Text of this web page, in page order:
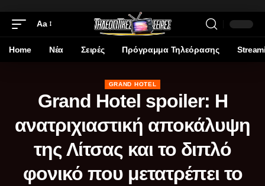
Aa
Home Νέα Σειρές Πρόγραμμα Τηλεόρασης
GRAND HOTEL
Grand Hotel spoiler: Η
ανατριχιαστική αποκάλυψη
της Λίτσας και το διπλό
φονικό που μετατρέπει το